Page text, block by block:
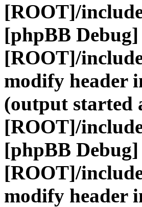
[ROOT]/
[phpBB
[ROOT]/
modify header
(output started
[ROOT]/
[phpBB
[ROOT]/
modify header